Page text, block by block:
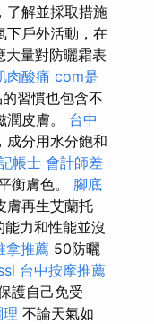
了解並採取措施
下戶外活動，在
量對防曬霜表
肉酸痛 com是
習慣也包含不
皮膚。 台中
成分用水分飽和
帳士 會計師差
衡膚色。 腳底
膚再生艾蘭托
力和性能並沒
拿推薦 50防曬
台中按摩推薦
護自己免受
不論天氣如